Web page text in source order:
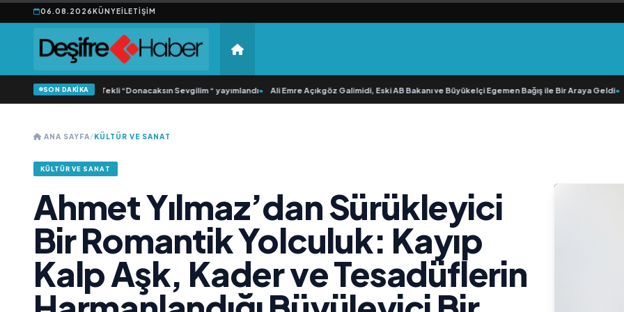
06.08.2026KÜNYEİLETIŞIM
SON DAKİKA
Samlı ‘dan İkinci Tekli “Donacaksın Sevgilim “ yayımlandı• Ali Emre Açıkgöz Galimidi, Eski AB Bakanı ve Büyükelçi Egemen Bağış ile Bir Araya Geldi•
ANA SAYFA/KÜLTÜR VE SANAT
KÜLTÜR VE SANAT
Ahmet Yılmaz’dan Sürükleyici
Bir Romantik Yolculuk: Kayıp
Kalp Aşk, Kader ve Tesadüflerin